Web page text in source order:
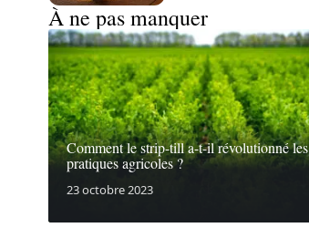
À ne pas manquer
Comment le strip-till a-t-il révolutionné les
pratiques agricoles ?
23 octobre 2023